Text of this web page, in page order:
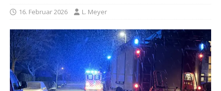
16. Februar 2026 L. Meyer